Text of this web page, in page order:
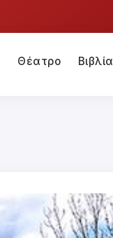
Θέατρο Βιβλία